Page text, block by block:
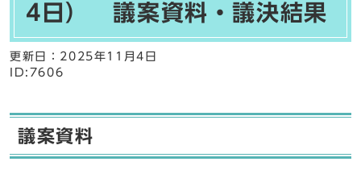
4日） 議案資料・議決結果
更新日： 2025年11月4日
ID:7606
議案資料